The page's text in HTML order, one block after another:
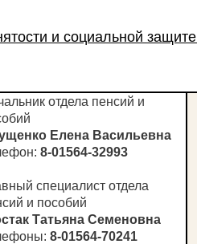
и социальной
отдела пенсий и
Елена Васильевна
8-01564-32993
специалист отдела
и пособий
Татьяна Семеновна
8-01564-70241